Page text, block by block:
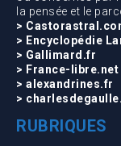
la pensée et le
>
> Encyclopédie
> Gallimard.fr
> France-libre.net
> alexandrines.fr
>
RUBRIQUES